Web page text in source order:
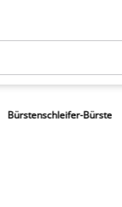
Bürstenschleifer-Bürste